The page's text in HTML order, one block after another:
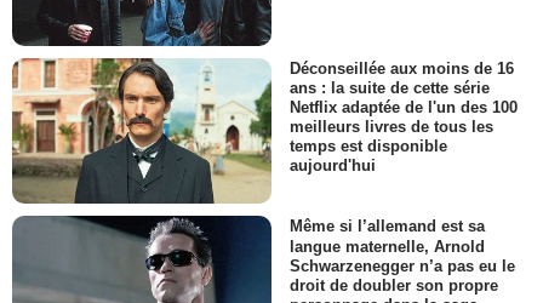
Déconseillée aux moins de 16
ans : la suite de cette série
Netflix adaptée de l'un des 100
meilleurs livres de tous les
temps est disponible
aujourd'hui
Même si l’allemand est sa
langue maternelle, Arnold
Schwarzenegger n’a pas eu le
droit de doubler son propre